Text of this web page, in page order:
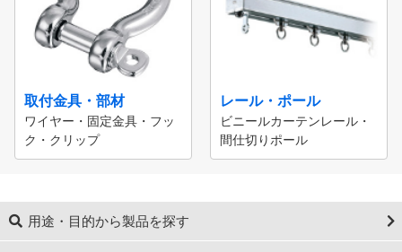
取付金具・部材
ワイヤー・固定金具・フッ
ク・クリップ
レール・ポール
ビニールカーテンレール・
間仕切りポール
用途・目的から製品を探す